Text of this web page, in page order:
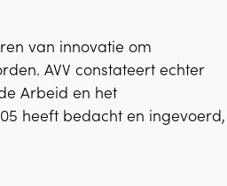
van innovatie om
AVV constateert echter
Arbeid en het
heeft bedacht en ingevoerd,